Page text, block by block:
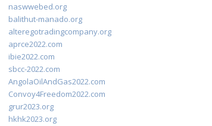
naswwebed.org
balithut-manado.org
alteregotradingcompany.org
aprce2022.com
ibie2022.com
sbcc-2022.com
AngolaOilAndGas2022.com
Convoy4Freedom2022.com
grur2023.org
hkhk2023.org